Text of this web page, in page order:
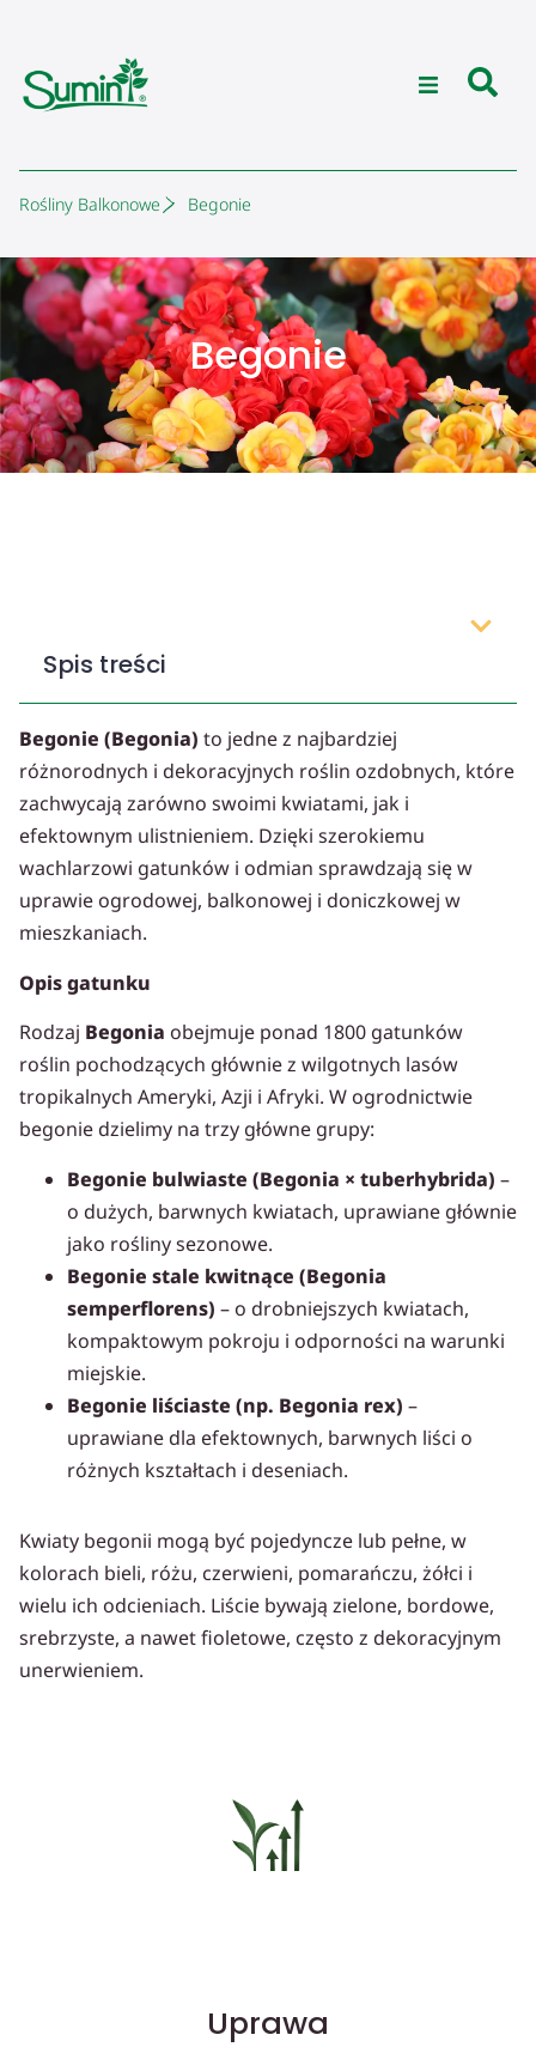
Rośliny Balkonowe Begonie
Begonie
Spis treści
Begonie (Begonia) to jedne z najbardziej
różnorodnych i dekoracyjnych roślin ozdobnych, które
zachwycają zarówno swoimi kwiatami, jak i
efektownym ulistnieniem. Dzięki szerokiemu
wachlarzowi gatunków i odmian sprawdzają się w
uprawie ogrodowej, balkonowej i doniczkowej w
mieszkaniach.
Opis gatunku
Rodzaj Begonia obejmuje ponad 1800 gatunków
roślin pochodzących głównie z wilgotnych lasów
tropikalnych Ameryki, Azji i Afryki. W ogrodnictwie
begonie dzielimy na trzy główne grupy:
Begonie bulwiaste (Begonia × tuberhybrida) –
o dużych, barwnych kwiatach, uprawiane głównie
jako rośliny sezonowe.
Begonie stale kwitnące (Begonia
semperflorens) – o drobniejszych kwiatach,
kompaktowym pokroju i odporności na warunki
miejskie.
Begonie liściaste (np. Begonia rex) –
uprawiane dla efektownych, barwnych liści o
różnych kształtach i deseniach.
Kwiaty begonii mogą być pojedyncze lub pełne, w
kolorach bieli, różu, czerwieni, pomarańczu, żółci i
wielu ich odcieniach. Liście bywają zielone, bordowe,
srebrzyste, a nawet fioletowe, często z dekoracyjnym
unerwieniem.
Uprawa